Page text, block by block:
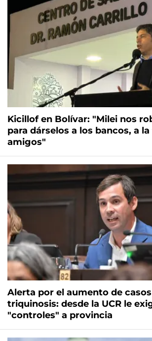
Kicillof en Bolívar: "Milei nos
para dárselos a los bancos, a
amigos"
Alerta por el aumento de
triquinosis: desde la UCR le
"controles" a provincia